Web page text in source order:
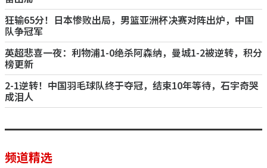
狂输65分！日本惨败出局，男篮亚洲杯决赛对阵出炉，中国
队争冠军
英超悲喜一夜：利物浦1-0绝杀阿森纳，曼城1-2被逆转，积分
榜更新
2-1逆转！中国羽毛球队终于夺冠，结束10年等待，石宇奇哭
成泪人
频道精选